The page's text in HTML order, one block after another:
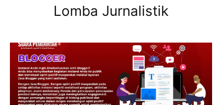
Lomba Jurnalistik